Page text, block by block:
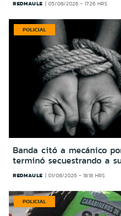
REDMAULE 05/08/2026 - 17:26 HRS
POLICIAL
Banda citó a mecánico
terminó secuestrando a
REDMAULE 01/08/2026 - 18:18 HRS
POLICIAL